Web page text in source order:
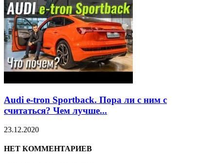
Audi e-tron Sportback. Пора ли с ним с
считаться? Чем лучше...
23.12.2020
НЕТ КОММЕНТАРИЕВ